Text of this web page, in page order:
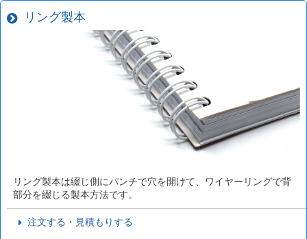
リング製本
リング製本は綴じ側にパンチで穴を開けて、ワイヤーリングで背
部分を綴じる製本方法です。
注文する・見積もりする